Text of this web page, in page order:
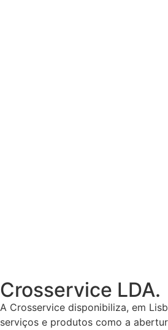
Crosservice LDA.
A Crosservice disponibiliza, em
serviços e produtos como a